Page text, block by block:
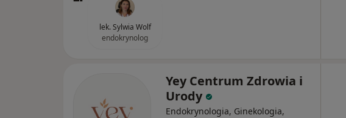
lek. Sylwia Wolf
endokrynolog
Yey Centrum Zdrowia i
Urody
Endokrynologia, Ginekologia,